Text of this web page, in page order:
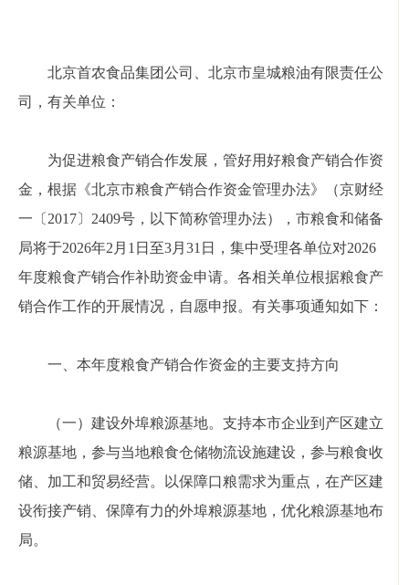
北京首农食品集团公司、北京市皇城粮油有限责任公
司，有关单位：
为促进粮食产销合作发展，管好用好粮食产销合作资
金，根据《北京市粮食产销合作资金管理办法》（京财经
一〔2017〕2409号，以下简称管理办法），市粮食和储备
局将于2026年2月1日至3月31日，集中受理各单位对2026
年度粮食产销合作补助资金申请。各相关单位根据粮食产
销合作工作的开展情况，自愿申报。有关事项通知如下：
一、本年度粮食产销合作资金的主要支持方向
（一）建设外埠粮源基地。支持本市企业到产区建立
粮源基地，参与当地粮食仓储物流设施建设，参与粮食收
储、加工和贸易经营。以保障口粮需求为重点，在产区建
设衔接产销、保障有力的外埠粮源基地，优化粮源基地布
局。